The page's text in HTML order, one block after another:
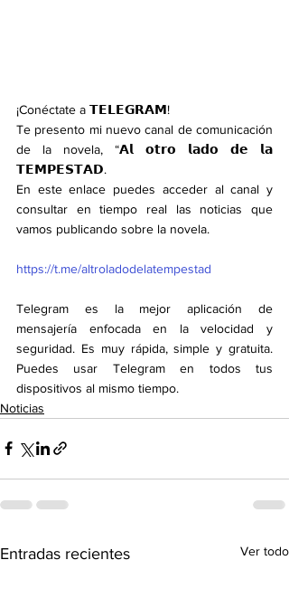
¡Conéctate a 𝗧𝗘𝗟𝗘𝗚𝗥𝗔𝗠!
Te presento mi nuevo canal de comunicación
de la novela, “𝗔𝗹 𝗼𝘁𝗿𝗼 𝗹𝗮𝗱𝗼 𝗱𝗲 𝗹𝗮
𝗧𝗘𝗠𝗣𝗘𝗦𝗧𝗔𝗗.
En este enlace puedes acceder al canal y
consultar en tiempo real las noticias que
vamos publicando sobre la novela.
https://t.me/altroladodelatempestad
Telegram es la mejor aplicación de
mensajería enfocada en la velocidad y
seguridad. Es muy rápida, simple y gratuita.
Puedes usar Telegram en todos tus
dispositivos al mismo tiempo.
Noticias
Entradas recientes Ver todo